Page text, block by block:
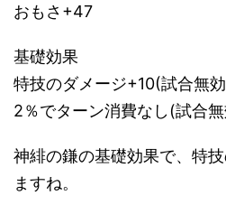
おもさ+47
基礎効果
特技のダメージ+10(試合無
2％でターン消費なし(試合
神緋の鎌の基礎効果で、特
ますね。